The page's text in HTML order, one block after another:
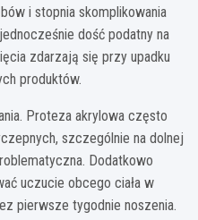
i stopnia skomplikowania
dość podatny na
zdarzają się przy upadku
produktów.
Proteza akrylowa często
szczególnie na dolnej
Dodatkowo
uczucie obcego ciała w
pierwsze tygodnie noszenia.